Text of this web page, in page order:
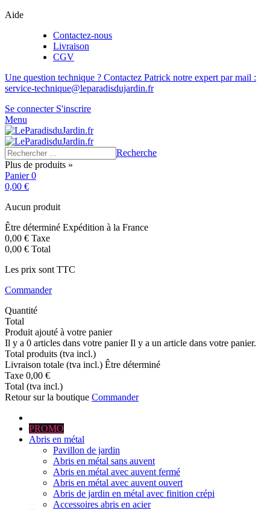
Aide
Contactez-nous
Livraison
CGV
Une question technique ? Contactez Patrick notre expert par mail :
service-technique@leparadisdujardin.fr
Se connecter S'inscrire
Menu
Recherche
Plus de produits »
Panier 0
0,00 €
Aucun produit
Être déterminé Expédition à la France
0,00 € Taxe
0,00 € Total
Les prix sont TTC
Commander
Quantité
Total
Produit ajouté à votre panier
Il y a 0 articles dans votre panierIl y a un article dans votre panier.
Total produits (tva incl.)
Livraison totale (tva incl.) Être déterminé
Taxe 0,00 €
Total (tva incl.)
Retour sur la boutique Commander
PROMO
Abris en métal
Pavillon de jardin
Abris en métal sans auvent
Abris en métal avec auvent fermé
Abris en métal avec auvent ouvert
Abris de jardin en métal avec finition crépi
Accessoires abris en acier